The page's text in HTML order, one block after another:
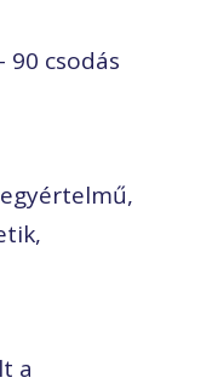
90 csodás
a